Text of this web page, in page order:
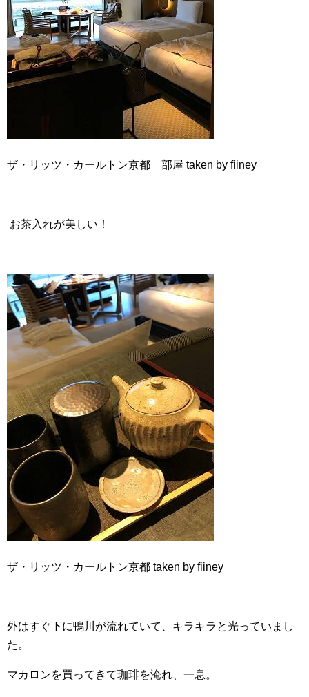
ザ・リッツ・カールトン京都 部屋 taken by fiiney
お茶入れが美しい！
ザ・リッツ・カールトン京都 taken by fiiney
外はすぐ下に鴨川が流れていて、キラキラと光っていまし
た。
マカロンを買ってきて珈琲を淹れ、一息。